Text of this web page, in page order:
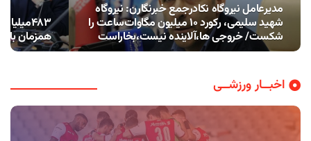
مدیرعامل نیروگاه نکادرجمع خبرنگارن: نیروگاه
شهید سلیمی، رکورد ۱۰ میلیون مگاوات‌ساعت را
شکست/ خروجی ها،آلاینده نیست،بخاراست
همزمان با
اخبــار ورزشــی